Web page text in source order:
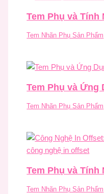
Tem Phụ và Tính
Tem Nhãn Phụ Sản Phẩm
Tem Phụ và Ứng
Tem Nhãn Phụ Sản Phẩm
Tem Phụ và Tính
Tem Nhãn Phụ Sản Phẩm